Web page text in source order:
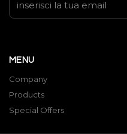
MENU
Company
Products
Special Offers